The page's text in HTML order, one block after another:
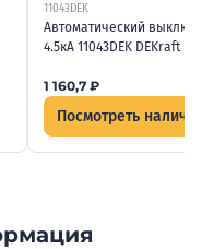
11043DEK
Автоматический
4.5кА 11043DEK DEKraft
1 160,7 ₽
Посмотреть